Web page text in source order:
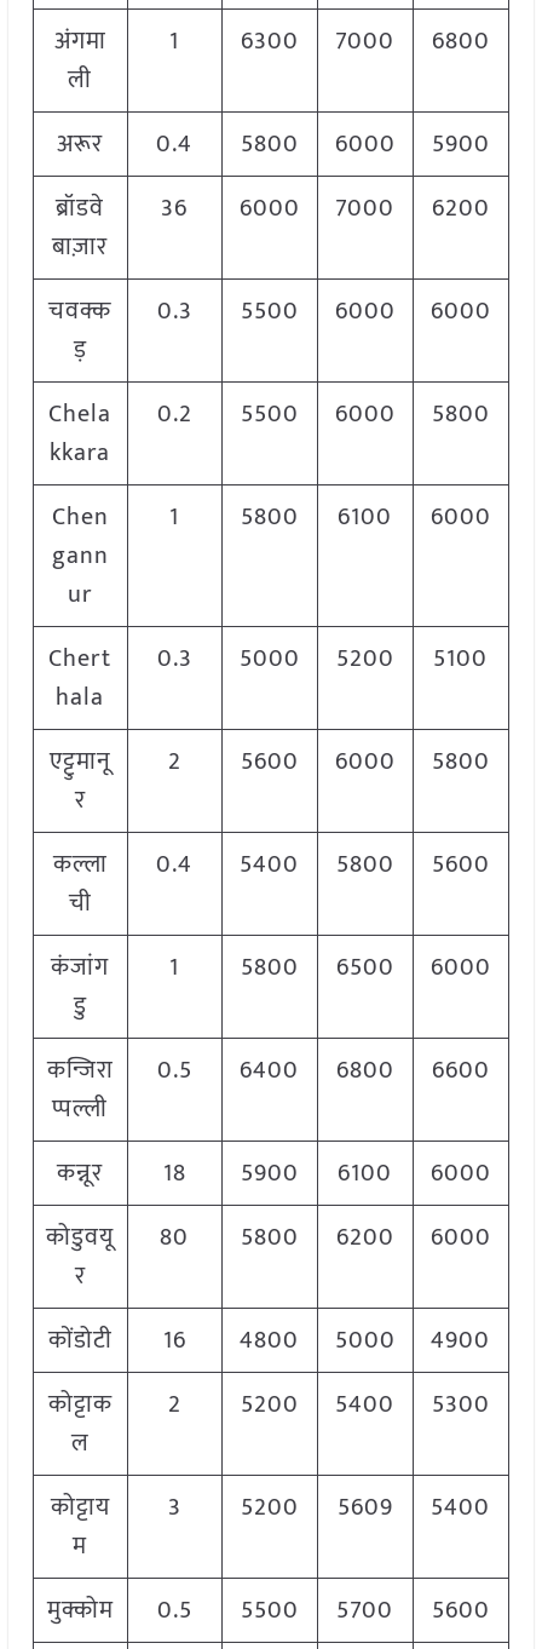
अंगमा
ली
1 6300 7000 6800
अरूर 0.4 5800 6000
5900
ब्रॉडवे
बाज़ार
36 6000 7000 6200
चवक्क
ड़
0.3 5500 6000 6000
Chela
kkara
0.2 5500 6000 5800
Chen
gann
ur
1 5800 6100 6000
Chert
hala
0.3 5000 5200 5100
एट्टुमानू
र
2 5600 6000 5800
कल्ला
ची
0.4 5400 5800 5600
कंजांग
डु
1 5800 6500 6000
कन्जिरा
प्पल्ली
0.5 6400 6800 6600
कन्नूर 18 5900 6100
6000
कोडुवयू
र
80 5800 6200 6000
कोंडोटी 16 4800 5000
4900
कोट्टाक
ल
2 5200 5400 5300
कोट्टाय
म
3 5200 5609 5400
मुक्कोम 0.5 5500 5700 5600